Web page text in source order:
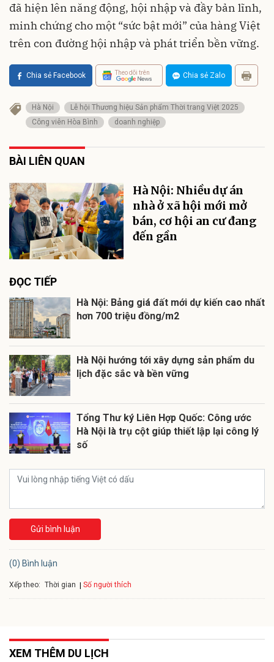
đã hiện lên năng động, hội nhập và đầy bản lĩnh,
minh chứng cho một “sức bật mới” của hàng Việt
trên con đường hội nhập và phát triển bền vững.
Chia sẻ Facebook Theo dõi trên Chia sẻ Zalo
Hà Nội
Lễ hội Thương hiệu Sản phẩm Thời trang Việt 2025
Công viên Hòa Bình
doanh nghiệp
BÀI LIÊN QUAN
Hà Nội: Nhiều dự án
nhà ở xã hội mới mở
bán, cơ hội an cư đang
đến gần
ĐỌC TIẾP
Hà Nội: Bảng giá đất mới dự kiến cao nhất
hơn 700 triệu đồng/m2
Hà Nội hướng tới xây dựng sản phẩm du
lịch đặc sắc và bền vững
Tổng Thư ký Liên Hợp Quốc: Công ước
Hà Nội là trụ cột giúp thiết lập lại công lý
số
Gửi bình luận
(0) Bình luận
Xếp theo: Thời gian Số người thích
XEM THÊM DU LỊCH